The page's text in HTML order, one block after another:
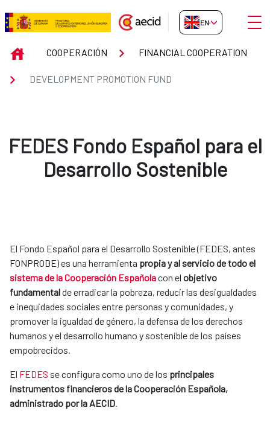
Skip to Main Content
DEVELOPMENT PROMOTION
EN-GB
INICIOCOOPERACIÓN FINANCIAL COOPERATION
DEVELOPMENT PROMOTION FUND
FEDES Fondo Español para el
Desarrollo Sostenible
El Fondo Español para el Desarrollo Sostenible (FEDES, antes
FONPRODE) es una herramienta propia y al servicio de todo el
sistema de la Cooperación Españolacon el objetivo
fundamentalde erradicar la pobreza, reducir las desigualdades
e inequidades sociales entre personas y comunidades, y
promover la igualdad de género, la defensa de los derechos
humanos y el desarrollo humano y sostenible de los países
empobrecidos.
El FEDES se configura como uno de los principales
instrumentos financieros de la Cooperación Española,
administrado por la AECID.